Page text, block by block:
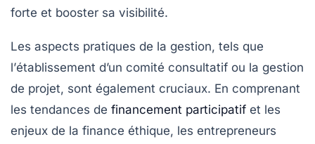
forte et booster sa visibilité.
Les aspects pratiques de la gestion, tels que
l’établissement d’un comité consultatif ou la gestion
de projet, sont également cruciaux. En comprenant
les tendances de financement participatif et les
enjeux de la finance éthique, les entrepreneurs